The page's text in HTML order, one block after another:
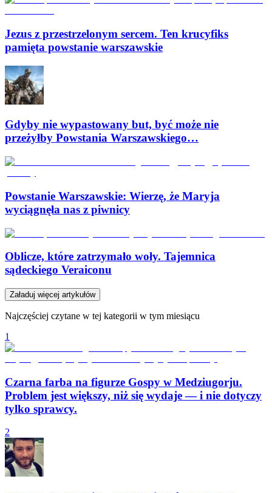
Jezus z przestrzelonym sercem. Ten krucyfiks
pamięta powstanie warszawskie
Gdyby nie wypastowany but, być może nie
przeżyłby Powstania Warszawskiego…
Powstanie Warszawskie: Wierzę, że Maryja
wyciągnęła nas z piwnicy
Oblicze, które zatrzymało woły. Tajemnica
sądeckiego Veraiconu
Załaduj więcej artykułów
Najczęściej czytane w tej kategorii w tym miesiącu
1
Czarna farba na figurze Gospy w Medziugorju.
Problem jest większy, niż się wydaje — i nie dotyczy
tylko sprawcy.
2